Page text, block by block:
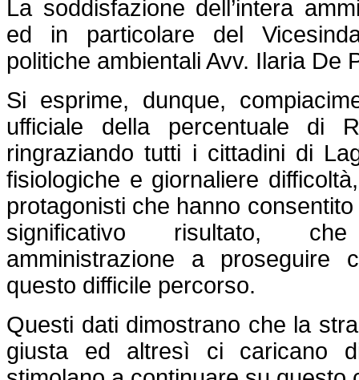
La soddisfazione dell’intera
ed in particolare del
politiche ambientali Avv. Ilaria De
Si esprime, dunque,
ufficiale della percentuale di
ringraziando tutti i cittadini di
fisiologiche e giornaliere
protagonisti che hanno
significativo risultato,
amministrazione a proseguire
questo difficile percorso.
Questi dati dimostrano che la
giusta ed altresì ci caricano